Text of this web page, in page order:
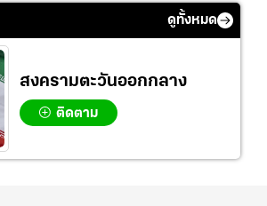
ดูทั้งหมด
สงครามตะวันออกกลาง
ติดตาม